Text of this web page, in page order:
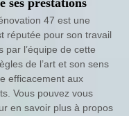
ses prestations
47 est une
réputée pour son travail
par l’équipe de cette
de l’art et son sens
efficacement aux
Vous pouvez vous
en savoir plus à propos